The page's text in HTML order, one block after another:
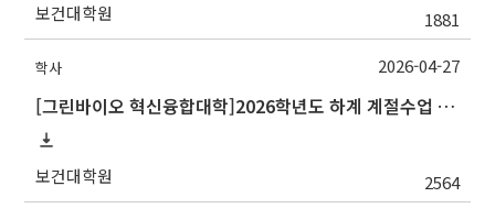
보건대학원 1881
학사
[그린바이오 혁신융합대학]2026학년도 하계 계절수업 충남대학교 교류 수학 안내
보건대학원 2564
2026-04-27